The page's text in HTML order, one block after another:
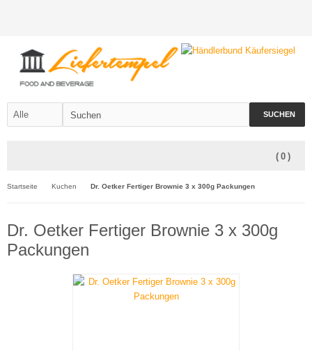
SUCHEN
( 0 )
Startseite Kuchen Dr. Oetker Fertiger Brownie 3 x 300g Packungen
Dr. Oetker Fertiger Brownie 3 x 300g
Packungen